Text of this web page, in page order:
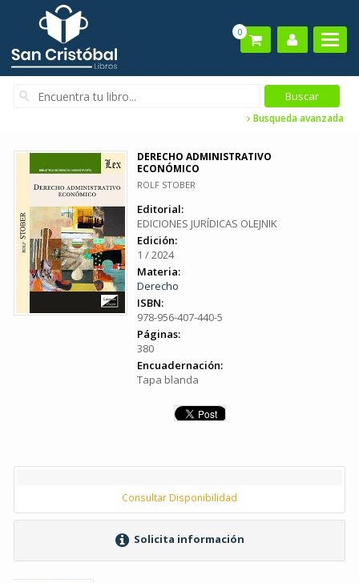
0
Busqueda avanzada
DERECHO ADMINISTRATIVO
ECONÓMICO
ROLF STOBER
Editorial:
EDICIONES JURÍDICAS OLEJNIK
Edición:
1 / 2024
Materia:
Derecho
ISBN:
978-956-407-440-5
Páginas:
380
Encuadernación:
Tapa blanda
Consultar Disponibilidad
Solicita información